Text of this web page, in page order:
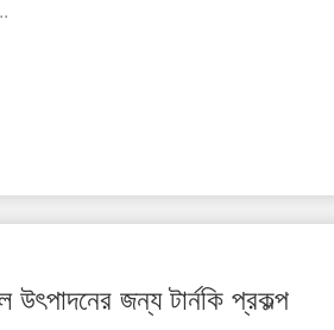
উৎপাদনের জন্য টার্নকি প্রকল্প